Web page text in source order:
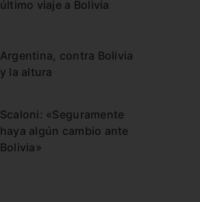
último viaje a Bolivia
Argentina, contra Bolivia
y la altura
Scaloni: «Seguramente
haya algún cambio ante
Bolivia»